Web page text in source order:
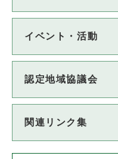
イベント・活動
認定地域協議会
関連リンク集